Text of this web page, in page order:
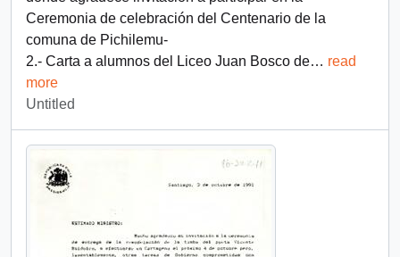
Ceremonia de celebración del Centenario de la
comuna de Pichilemu-
2.- Carta a alumnos del Liceo Juan Bosco de… read
more
Untitled